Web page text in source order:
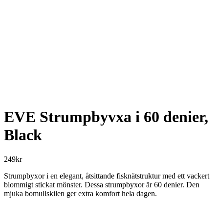
EVE Strumpbyvxa i 60 denier,
Black
249kr
Strumpbyxor i en elegant, åtsittande fisknätstruktur med ett vackert
blommigt stickat mönster. Dessa strumpbyxor är 60 denier. Den
mjuka bomullskilen ger extra komfort hela dagen.